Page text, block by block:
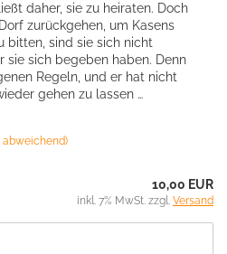
daher, sie zu heiraten. Doch
zurückgehen, um Kasens
bitten, sind sie sich nicht
sie sich begeben haben. Denn
Regeln, und er hat nicht
gehen zu lassen …
abweichend)
10,00 EUR
inkl. 7% MwSt. zzgl. Versand